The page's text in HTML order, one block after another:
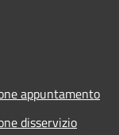
appuntamento
disservizio